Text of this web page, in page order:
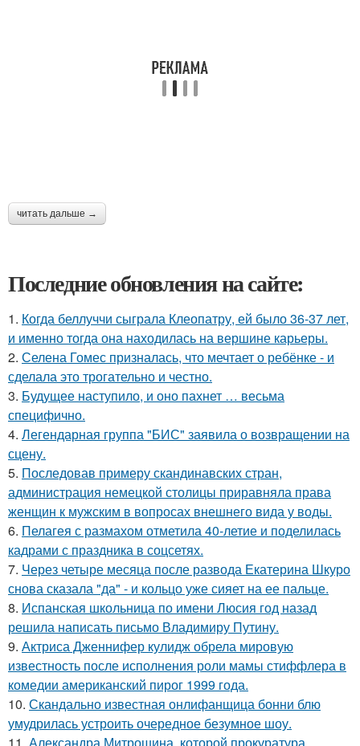
читать дальше →
Последние обновления на сайте:
1. Когда беллуччи сыграла Клеопатру, ей было 36-37 лет,
и именно тогда она находилась на вершине карьеры.
2. Селена Гомес призналась, что мечтает о ребёнке - и
сделала это трогательно и честно.
3. Будущее наступило, и оно пахнет … весьма
специфично.
4. Легендарная группа "БИС" заявила о возвращении на
сцену.
5. Последовав примеру скандинавских стран,
администрация немецкой столицы приравняла права
женщин к мужским в вопросах внешнего вида у воды.
6. Пелагея с размахом отметила 40-летие и поделилась
кадрами с праздника в соцсетях.
7. Через четыре месяца после развода Екатерина Шкуро
снова сказала "да" - и кольцо уже сияет на ее пальце.
8. Испанская школьница по имени Люсия год назад
решила написать письмо Владимиру Путину.
9. Актриса Дженнифер кулидж обрела мировую
известность после исполнения роли мамы стиффлера в
комедии американский пирог 1999 года.
10. Скандально известная онлифанщица бонни блю
умудрилась устроить очередное безумное шоу.
11. Александра Митрошина, которой прокуратура